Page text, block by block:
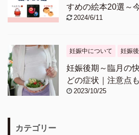
すめの絵本20選～
2024/6/11
妊娠中について 妊娠
妊娠後期～臨月の
どの症状｜注意点
2023/10/25
カテゴリー